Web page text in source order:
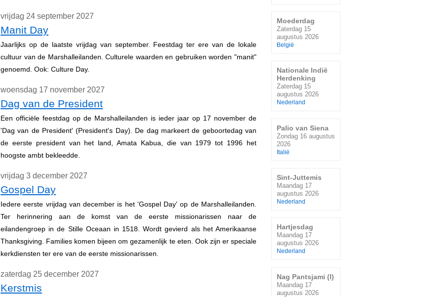
vrijdag 24 september 2027
Manit Day
Jaarlijks op de laatste vrijdag van september. Feestdag ter ere van de lokale
cultuur van de Marshalleilanden. Culturele waarden en gebruiken worden "manit"
genoemd. Ook: Culture Day.
woensdag 17 november 2027
Dag van de President
Een officiële feestdag op de Marshalleilanden is ieder jaar op 17 november de
'Dag van de President' (President's Day). De dag markeert de geboortedag van
de eerste president van het land, Amata Kabua, die van 1979 tot 1996 het
hoogste ambt bekleedde.
vrijdag 3 december 2027
Gospel Day
Iedere eerste vrijdag van december is het 'Gospel Day' op de Marshalleilanden.
Ter herinnering aan de komst van de eerste missionarissen naar de
eilandengroep in de Stille Oceaan in 1518. Wordt gevierd als het Amerikaanse
Thanksgiving. Families komen bijeen om gezamenlijk te eten. Ook zijn er speciale
kerkdiensten ter ere van de eerste missionarissen.
zaterdag 25 december 2027
Kerstmis
Moederdag
Zaterdag 15
augustus 2026
België
Nationale Indië
Herdenking
Zaterdag 15
augustus 2026
Nederland
Palio van Siena
Zondag 16 augustus
2026
Italië
Sint-Juttemis
Maandag 17
augustus 2026
Nederland
Hartjesdag
Maandag 17
augustus 2026
Nederland
Nag Pantsjami (I)
Maandag 17
augustus 2026